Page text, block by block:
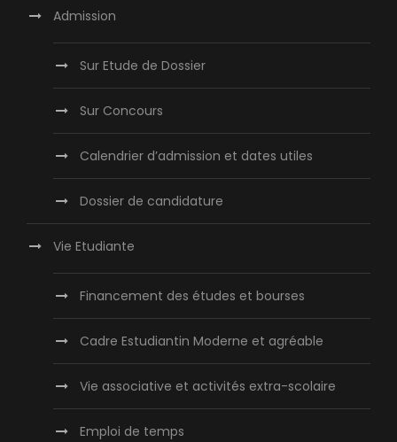
Admission
Sur Etude de Dossier
Sur Concours
Calendrier d’admission et dates utiles
Dossier de candidature
Vie Etudiante
Financement des études et bourses
Cadre Estudiantin Moderne et agréable
Vie associative et activités extra-scolaire
Emploi de temps